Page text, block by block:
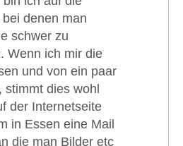
denen man
schwer zu
Wenn ich mir die
und von ein paar
stimmt dies wohl
der Internetseite
in Essen eine Mail
die man Bilder etc